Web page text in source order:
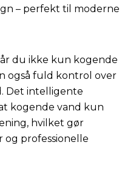
– perfekt til moderne
du ikke kun kogende
også fuld kontrol over
Det intelligente
kogende vand kun
hvilket gør
og professionelle